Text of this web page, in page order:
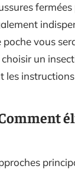
vous
un
instructions